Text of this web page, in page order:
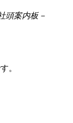
頭案内板－
。